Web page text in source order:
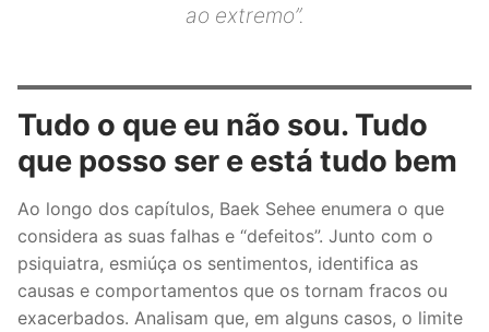
ao extremo”.
Tudo o que eu não sou. Tudo
que posso ser e está tudo bem
Ao longo dos capítulos, Baek Sehee enumera o que
considera as suas falhas e “defeitos”. Junto com o
psiquiatra, esmiúça os sentimentos, identifica as
causas e comportamentos que os tornam fracos ou
exacerbados. Analisam que, em alguns casos, o limite